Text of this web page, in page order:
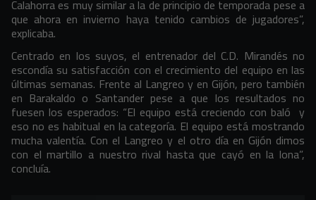
Calahorra es muy similar a la de principio de temporada pese a
que ahora en invierno haya tenido cambios de jugadores”,
explicaba.
Centrado en los suyos, el entrenador del C.D. Mirandés no
escondía su satisfacción con el crecimiento del equipo en las
últimas semanas. Frente al Langreo y en Gijón, pero también
en Barakaldo o Santander pese a que los resultados no
fuesen los esperados: “El equipo está creciendo con baló y
eso no es habitual en la categoría. El equipo está mostrando
mucha valentía. Con el Langreo y el otro día en Gijón dimos
con el martillo a nuestro rival hasta que cayó en la lona”,
concluía.